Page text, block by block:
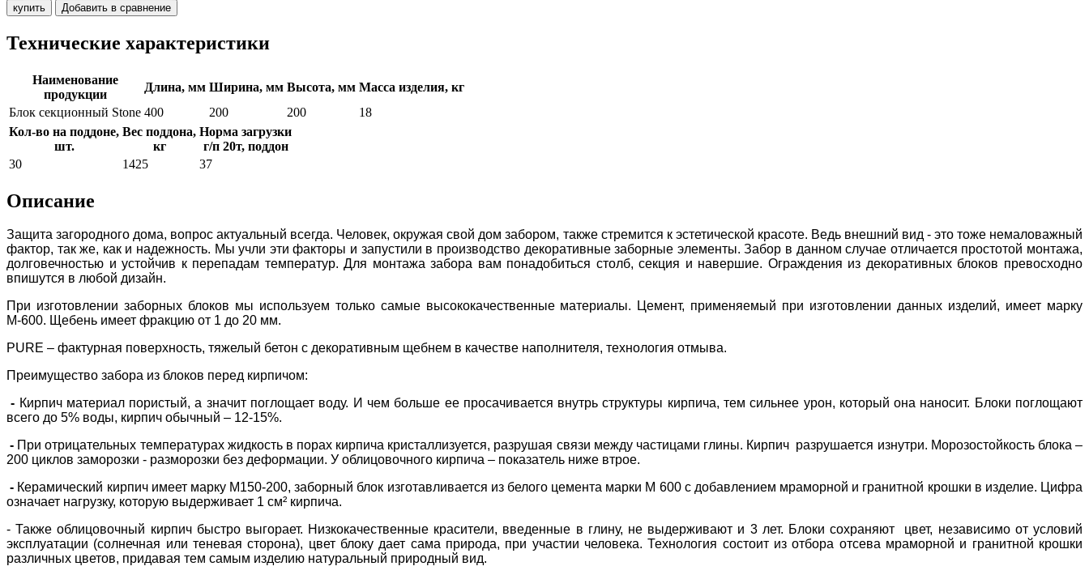
купить Добавить в сравнение
Технические характеристики
Наименование
продукции
Длина, мм Ширина, мм Высота, мм Масса изделия, кг
Блок секционный Stone 400 200 200
18
Кол-во на поддоне,
шт.
Вес поддона,
кг
Норма загрузки
г/п 20т, поддон
30
1425 37
Описание
Защита загородного дома, вопрос актуальный всегда. Человек, окружая свой дом забором, также стремится к эстетической красоте. Ведь внешний вид - это тоже немаловажный
фактор, так же, как и надежность. Мы учли эти факторы и запустили в производство декоративные заборные элементы. Забор в данном случае отличается простотой монтажа,
долговечностью и устойчив к перепадам температур. Для монтажа забора вам понадобиться столб, секция и навершие. Ограждения из декоративных блоков превосходно
впишутся в любой дизайн.
При изготовлении заборных блоков мы используем только самые высококачественные материалы. Цемент, применяемый при изготовлении данных изделий, имеет марку
М-600. Щебень имеет фракцию от 1 до 20 мм.
PURE – фактурная поверхность, тяжелый бетон с декоративным щебнем в качестве наполнителя, технология отмыва.
Преимущество забора из блоков перед кирпичом:
- Кирпич материал пористый, а значит поглощает воду. И чем больше ее просачивается внутрь структуры кирпича, тем сильнее урон, который она наносит. Блоки поглощают
всего до 5% воды, кирпич обычный – 12-15%.
- При отрицательных температурах жидкость в порах кирпича кристаллизуется, разрушая связи между частицами глины. Кирпич разрушается изнутри. Морозостойкость блока –
200 циклов заморозки - разморозки без деформации. У облицовочного кирпича – показатель ниже втрое.
- Керамический кирпич имеет марку М150-200, заборный блок изготавливается из белого цемента марки М 600 с добавлением мраморной и гранитной крошки в изделие. Цифра
означает нагрузку, которую выдерживает 1 см² кирпича.
- Также облицовочный кирпич быстро выгорает. Низкокачественные красители, введенные в глину, не выдерживают и 3 лет. Блоки сохраняют
цвет, независимо от условий
эксплуатации (солнечная или теневая сторона), цвет блоку дает сама природа, при участии человека. Технология состоит из отбора отсева мраморной и гранитной крошки
различных цветов, придавая тем самым изделию натуральный природный вид.